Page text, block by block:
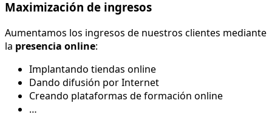
Maximización de ingresos
Aumentamos los ingresos de nuestros clientes mediante
la presencia online:
Implantando tiendas online
Dando difusión por Internet
Creando plataformas de formación online
…